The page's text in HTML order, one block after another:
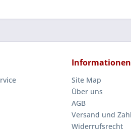
Informationen
Site Map
Über uns
AGB
Versand und
Widerrufsrecht